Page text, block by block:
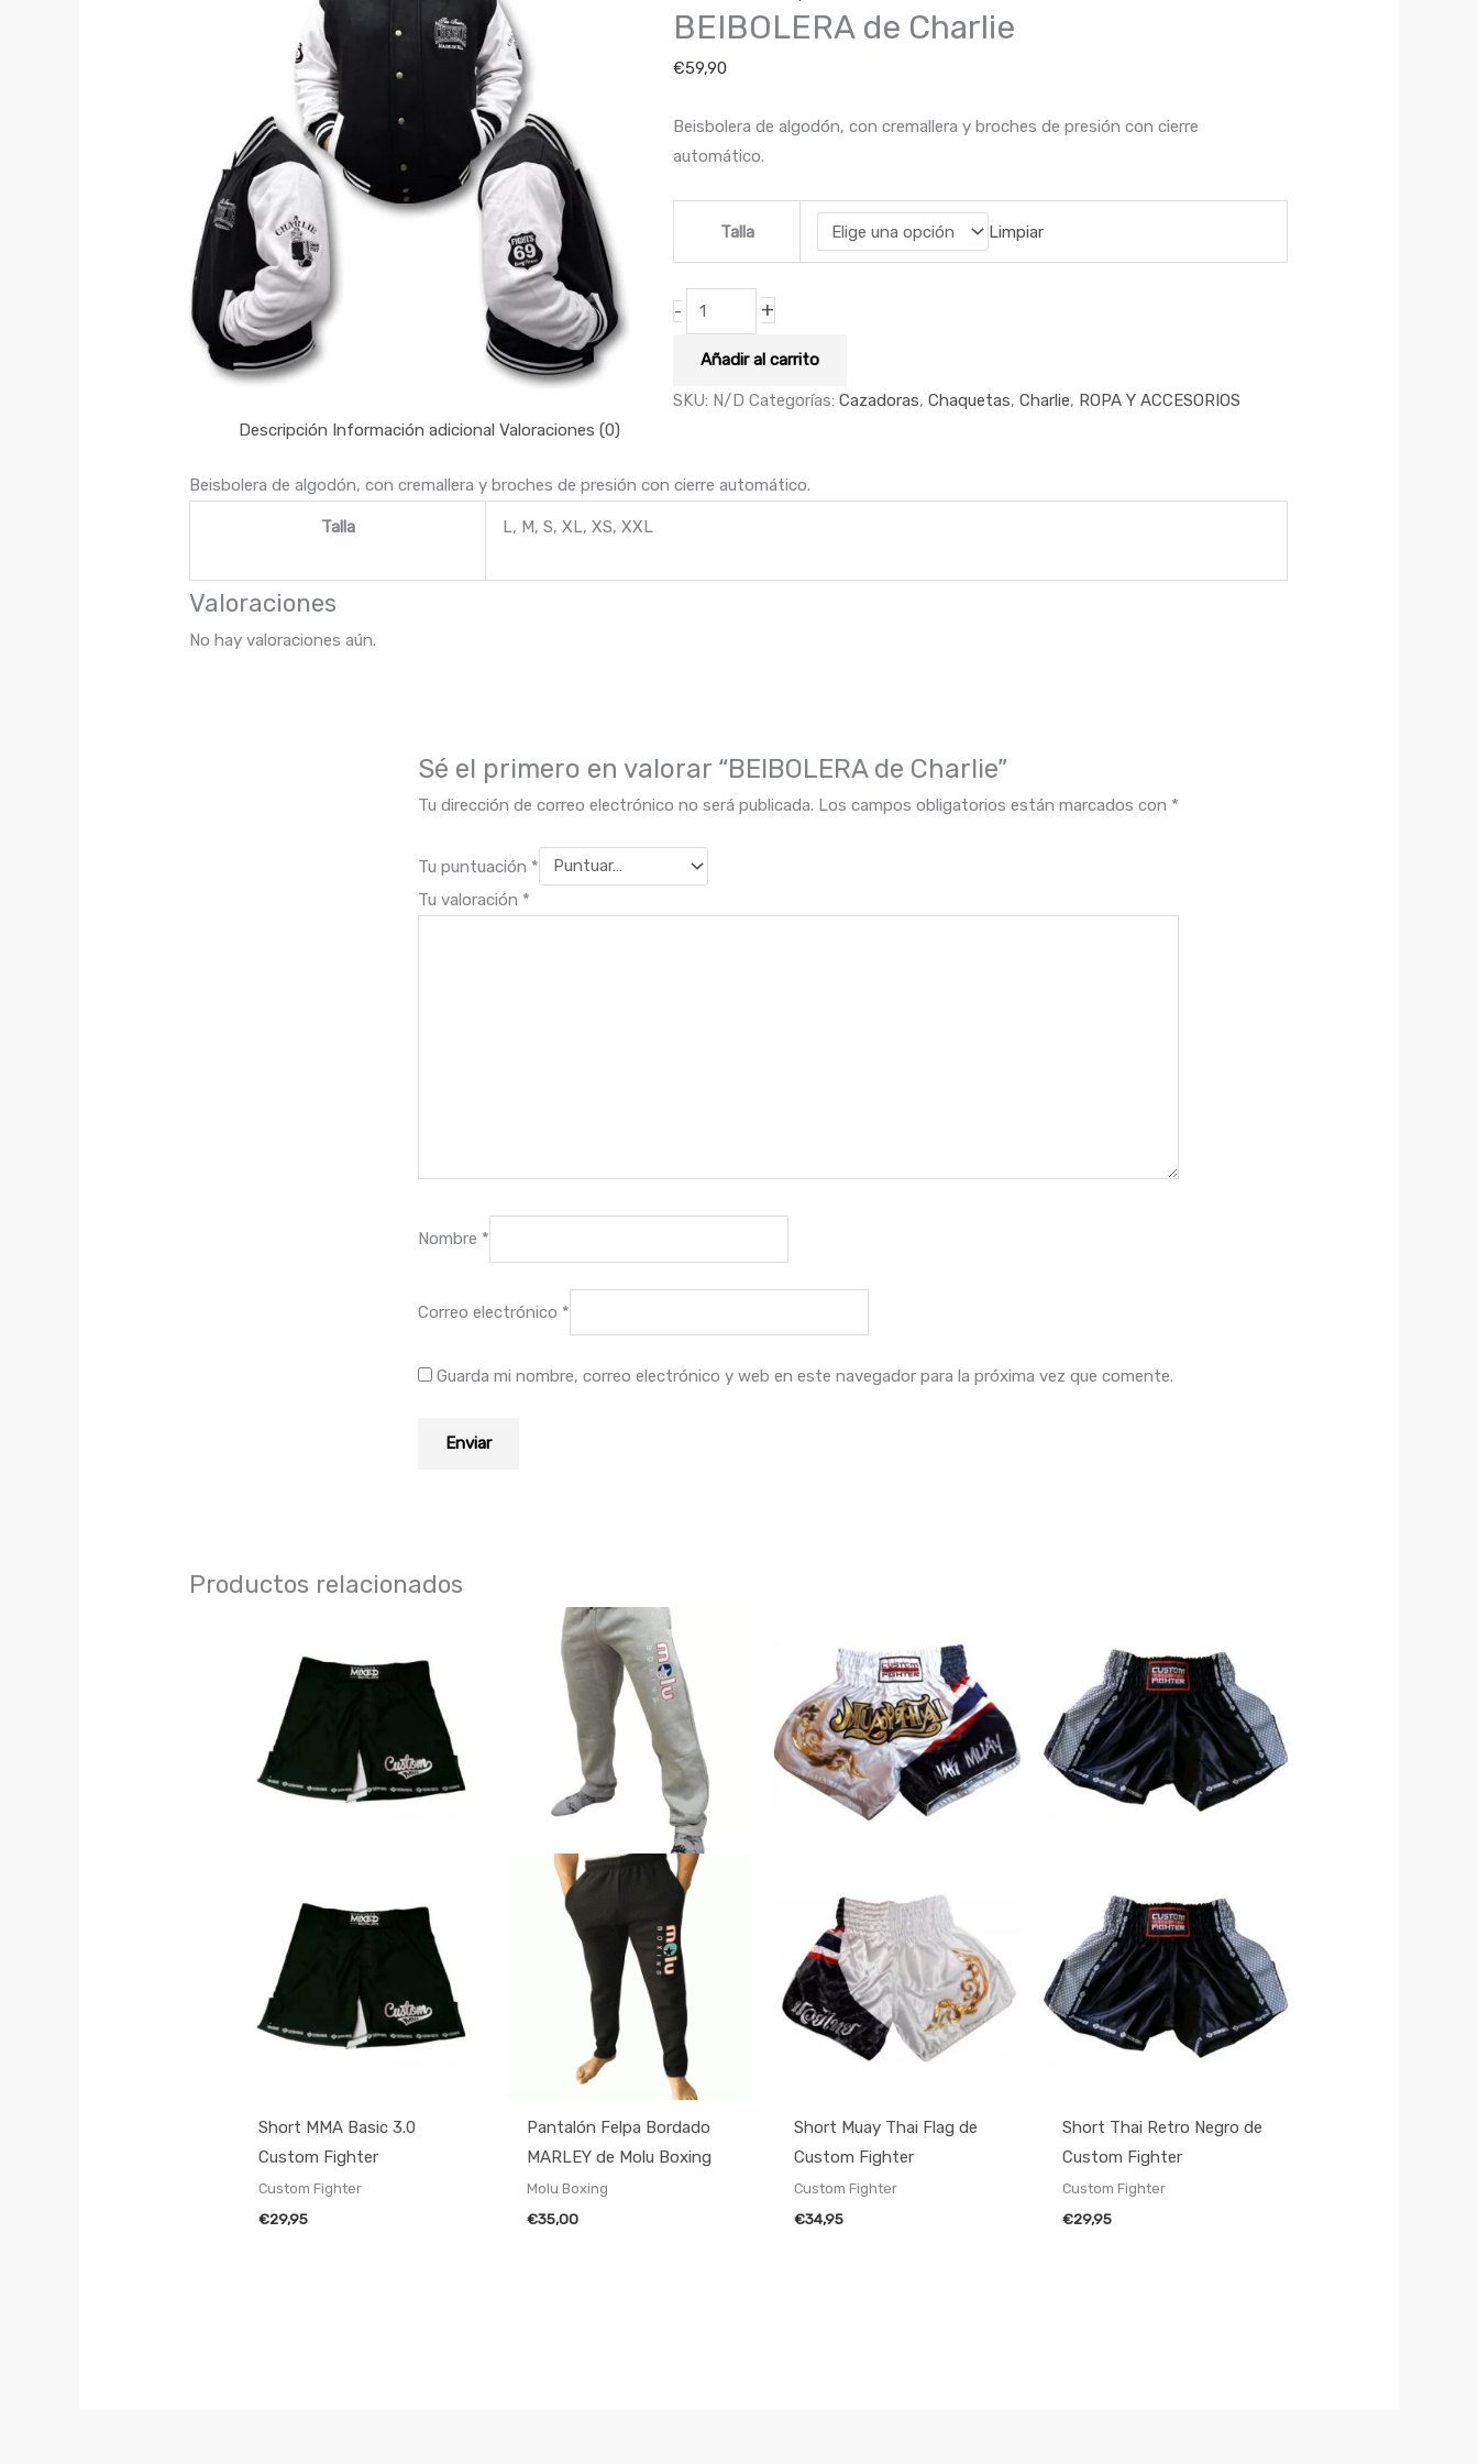
BEIBOLERA de Charlie
€59,90
Beisbolera de algodón, con cremallera y broches de presión con cierre
automático.
Talla Limpiar
- +
Añadir al carrito
SKU: N/D Categorías:Cazadoras,Chaquetas,Charlie, ROPA Y ACCESORIOS
Descripción Información adicional Valoraciones (0)
Beisbolera de algodón, con cremallera y broches de presión con cierre automático.
Talla L, M, S, XL, XS, XXL
Valoraciones
No hay valoraciones aún.
Sé el primero en valorar “BEIBOLERA de Charlie”
Tu dirección de correo electrónico no será publicada. Los campos obligatorios están marcados con *
Tu puntuación *
Tu valoración *
Nombre *
Correo electrónico *
Guarda mi nombre, correo electrónico y web en este navegador para la próxima vez que comente.
Productos relacionados
Short MMA Basic 3.0
Custom Fighter
Custom Fighter
€29,95
Pantalón Felpa Bordado
MARLEY de Molu Boxing
Molu Boxing
€35,00
Short Muay Thai Flag de
Custom Fighter
Custom Fighter
€34,95
Short Thai Retro Negro de
Custom Fighter
Custom Fighter
€29,95